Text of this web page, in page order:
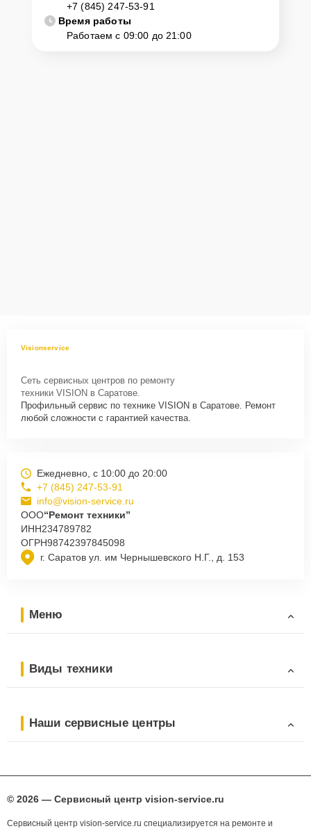
+7 (845) 247-53-91
Время работы
Работаем с 09:00 до 21:00
Visionservice
Сеть сервисных центров по ремонту
техники VISION в Саратове.
Профильный сервис по технике VISION в Саратове. Ремонт
любой сложности с гарантией качества.
г. Саратов ул. им Чернышевского Н.Г., д. 153
Ежедневно, с 10:00 до 20:00
+7 (845) 247-53-91
info@vision-service.ru
ООО“Ремонт техники”
ИНН234789782
ОГРН98742397845098
Меню
Виды техники
Наши сервисные центры
© 2026 — Сервисный центр vision-service.ru
Сервисный центр vision-service.ru специализируется на ремонте и